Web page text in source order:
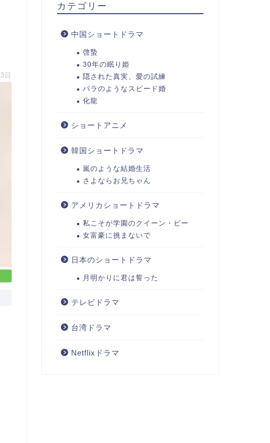
日
カテゴリー
中国ショートドラマ
啓蟄
30年の眠り姫
隠された真実、愛の試練
バラのようなスピード婚
化龍
ショートアニメ
韓国ショートドラマ
嵐のような結婚生活
さよならお兄ちゃん
アメリカショートドラマ
私こそが学園のクイーン・ビー
女富豪に挑まないで
日本のショートドラマ
月明かりに君は誓った
テレビドラマ
台湾ドラマ
Netflixドラマ